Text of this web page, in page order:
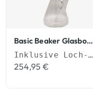
Basic Beaker Glasbongs
Inklusive Loch-Diffusor-Shillum
254,95€